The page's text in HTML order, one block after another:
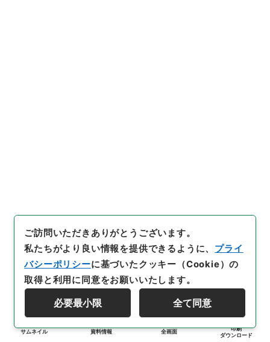
サムネイル 資料情報 全画面
印刷
ダウンロード
ご訪問いただきありがとうございます。
私たちがより良い情報を提供できるように、 プライ
バシーポリシーに基づいたクッキー（Cookie）の
取得と利用に同意をお願いいたします。
必要最小限 全て同意